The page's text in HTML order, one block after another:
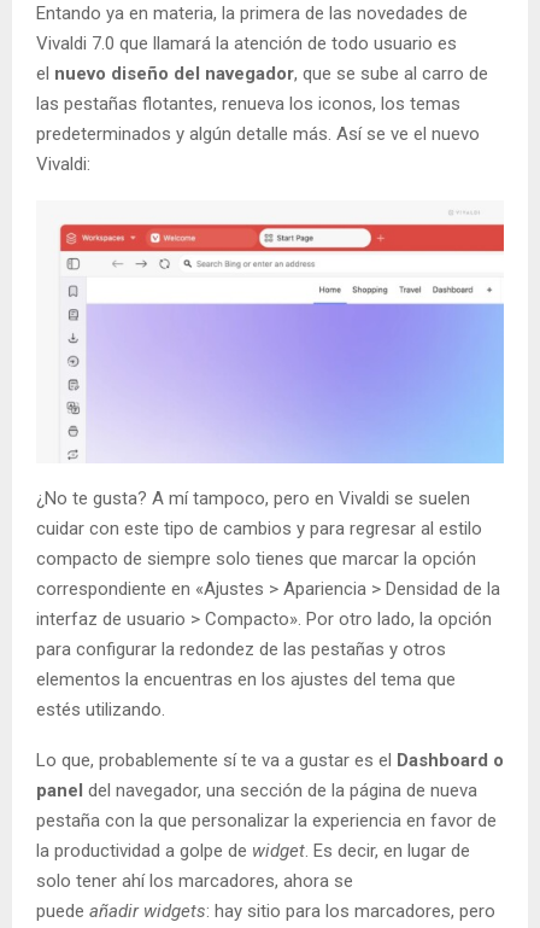
Entando ya en materia, la primera de las novedades de
Vivaldi 7.0 que llamará la atención de todo usuario es
el nuevo diseño del navegador, que se sube al carro de
las pestañas flotantes, renueva los iconos, los temas
predeterminados y algún detalle más. Así se ve el nuevo
Vivaldi:
¿No te gusta? A mí tampoco, pero en Vivaldi se suelen
cuidar con este tipo de cambios y para regresar al estilo
compacto de siempre solo tienes que marcar la opción
correspondiente en «Ajustes > Apariencia > Densidad de la
interfaz de usuario > Compacto». Por otro lado, la opción
para configurar la redondez de las pestañas y otros
elementos la encuentras en los ajustes del tema que
estés utilizando.
Lo que, probablemente sí te va a gustar es el Dashboard o
panel del navegador, una sección de la página de nueva
pestaña con la que personalizar la experiencia en favor de
la productividad a golpe de widget . Es decir, en lugar de
solo tener ahí los marcadores, ahora se
puede añadir widgets: hay sitio para los marcadores, pero